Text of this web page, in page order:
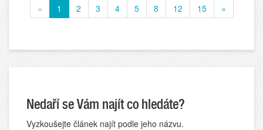
« 1 2 3 4 5 8 12 15 »
Nedaří se Vám najít co hledáte?
Vyzkoušejte článek najít podle jeho názvu.